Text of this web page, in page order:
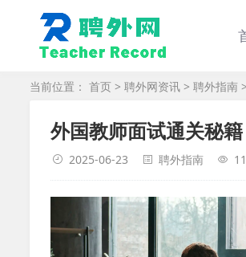
当前位置： 首页 > 聘外网资讯 > 聘外指南
外国教师面试通关秘
2025-06-23 聘外指南